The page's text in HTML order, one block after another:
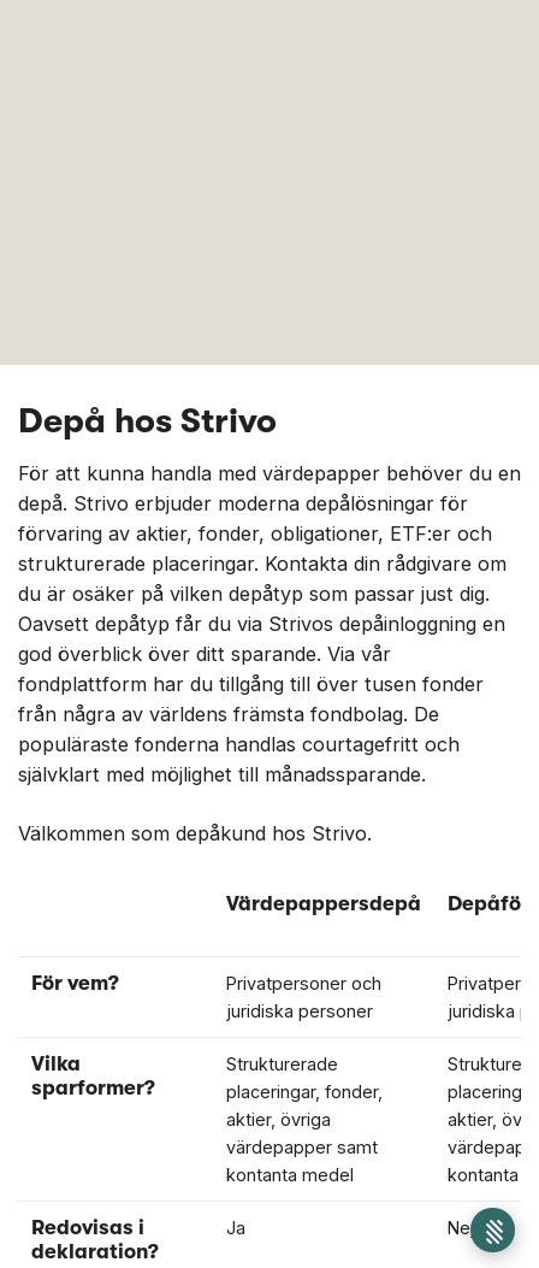
Depå hos Strivo
För att kunna handla med värdepapper behöver du en
depå. Strivo erbjuder moderna depålösningar för
förvaring av aktier, fonder, obligationer, ETF:er och
strukturerade placeringar. Kontakta din rådgivare om
du är osäker på vilken depåtyp som passar just dig.
Oavsett depåtyp får du via Strivos depåinloggning en
god överblick över ditt sparande. Via vår
fondplattform har du tillgång till över tusen fonder
från några av världens främsta fondbolag. De
populäraste fonderna handlas courtagefritt och
självklart med möjlighet till månadssparande.
Välkommen som depåkund hos Strivo.
Värdepappersdepå
För vem?
Privatpersoner och
juridiska personer
juridiska
Vilka
sparformer?
Strukturerade
placeringar, fonder,
aktier, övriga
värdepapper samt
kontanta medel
aktier,
kontanta
Redovisas i
deklaration?
Ja Nej